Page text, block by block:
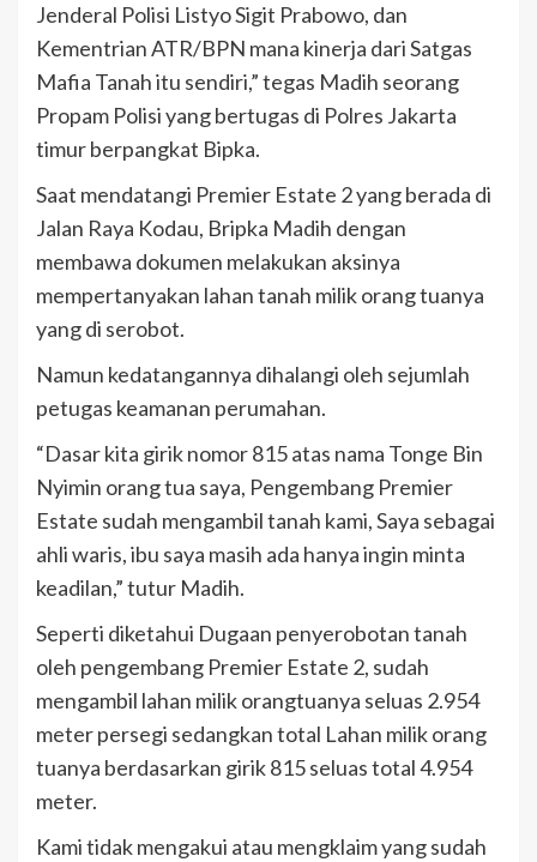
Jenderal Polisi Listyo Sigit Prabowo, dan
Kementrian ATR/BPN mana kinerja dari Satgas
Mafia Tanah itu sendiri,” tegas Madih seorang
Propam Polisi yang bertugas di Polres Jakarta
timur berpangkat Bipka.
Saat mendatangi Premier Estate 2 yang berada di
Jalan Raya Kodau, Bripka Madih dengan
membawa dokumen melakukan aksinya
mempertanyakan lahan tanah milik orang tuanya
yang di serobot.
Namun kedatangannya dihalangi oleh sejumlah
petugas keamanan perumahan.
“Dasar kita girik nomor 815 atas nama Tonge Bin
Nyimin orang tua saya, Pengembang Premier
Estate sudah mengambil tanah kami, Saya sebagai
ahli waris, ibu saya masih ada hanya ingin minta
keadilan,” tutur Madih.
Seperti diketahui Dugaan penyerobotan tanah
oleh pengembang Premier Estate 2, sudah
mengambil lahan milik orangtuanya seluas 2.954
meter persegi sedangkan total Lahan milik orang
tuanya berdasarkan girik 815 seluas total 4.954
meter.
Kami tidak mengakui atau mengklaim yang sudah